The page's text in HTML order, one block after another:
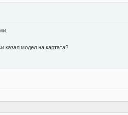
казал модел на картата?